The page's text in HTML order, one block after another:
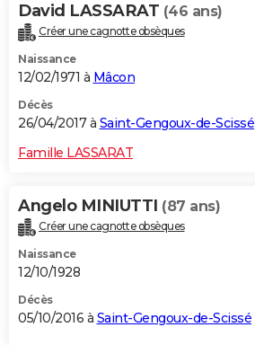
David LASSARAT (46 ans)
Créer une cagnotte obsèques
Naissance
12/02/1971 à Mâcon
Décès
26/04/2017 à Saint-Gengoux-de-Scissé
Famille LASSARAT
Angelo MINIUTTI (87 ans)
Créer une cagnotte obsèques
Naissance
12/10/1928
Décès
05/10/2016 à Saint-Gengoux-de-Scissé